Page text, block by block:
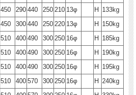
450 290 440 250 210 13φ H
133kg
450 300 440 250 220 13φ H
150kg
510 400 490 300 250 16φ H
185kg
510 400 490 300 250 16φ H
190kg
510 400 490 300 250 16φ H
195kg
510 400 570 300 250 16φ H 240kg